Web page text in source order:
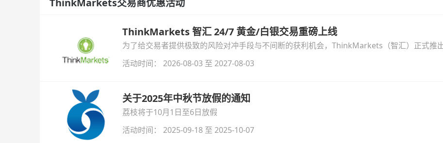
ThinkMarkets 智汇 24/7 黄金/白银交易重磅上线
为了给交易者提供极致的风险对冲手段与不间断的获利机会，ThinkMarkets（智汇）正式推
与白银交易！本文将为您详细拆解本次升级的核心交易品种、杠杆配置、支持软件及交易细则。
活动时间： 2026-08-03 至 2027-08-03
关于2025年中秋节放假的通知
荔枝将于10月1日至6日放假
活动时间： 2025-09-18 至 2025-10-07